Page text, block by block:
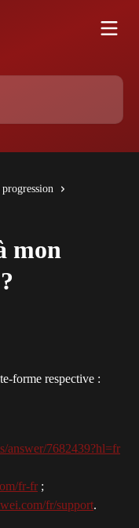
mon
forme respective :
answer/7682439?hl=fr
fr-fr ;
fr/support.